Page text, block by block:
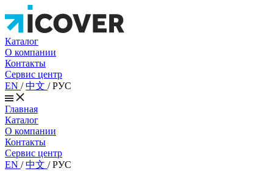
Каталог
О компании
Контакты
Сервис центр
EN /中文 /РУС
Главная
Каталог
О компании
Контакты
Сервис центр
EN /中文 /РУС